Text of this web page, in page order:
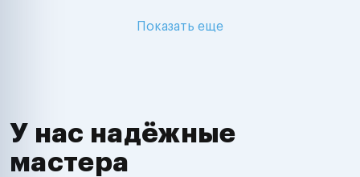
Показать еще
У нас надёжные
мастера